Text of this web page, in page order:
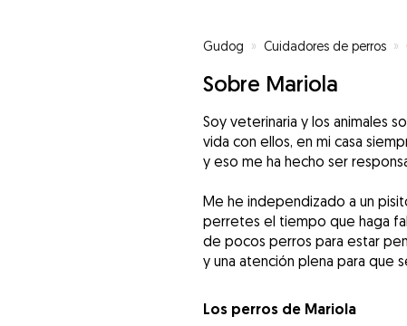
Gudog » Cuidadores de perros »
Sobre Mariola
Soy veterinaria y los animales
vida con ellos, en mi casa
y eso me ha hecho ser
Me he independizado a un
perretes el tiempo que haga
de pocos perros para estar
y una atención plena para que
Los perros de Mariola